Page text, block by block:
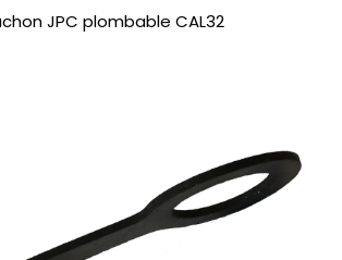
JPC plombable CAL32